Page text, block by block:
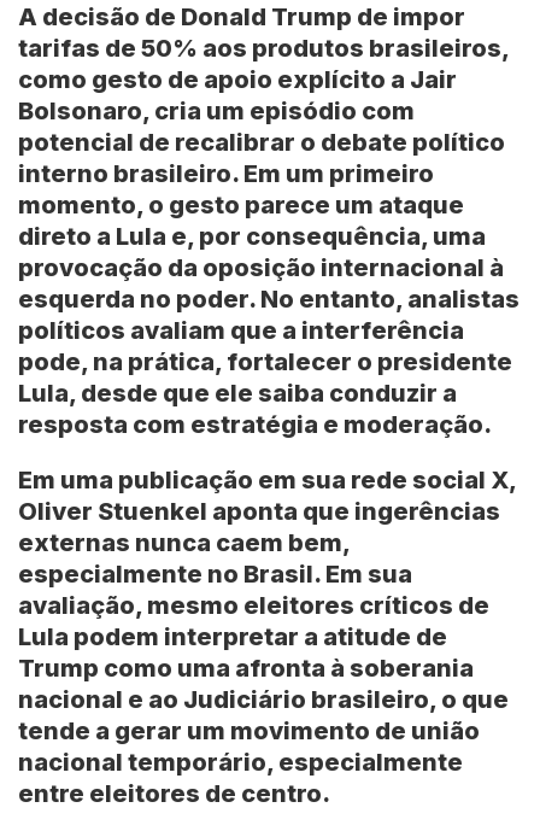
A decisão de Donald Trump de impor
tarifas de 50% aos produtos brasileiros,
como gesto de apoio explícito a Jair
Bolsonaro, cria um episódio com
potencial de recalibrar o debate político
interno brasileiro. Em um primeiro
momento, o gesto parece um ataque
direto a Lula e, por consequência, uma
provocação da oposição internacional à
esquerda no poder. No entanto, analistas
políticos avaliam que a interferência
pode, na prática, fortalecer o presidente
Lula, desde que ele saiba conduzir a
resposta com estratégia e moderação.
Em uma publicação em sua rede social X,
Oliver Stuenkel aponta que ingerências
externas nunca caem bem,
especialmente no Brasil. Em sua
avaliação, mesmo eleitores críticos de
Lula podem interpretar a atitude de
Trump como uma afronta à soberania
nacional e ao Judiciário brasileiro, o que
tende a gerar um movimento de união
nacional temporário, especialmente
entre eleitores de centro.